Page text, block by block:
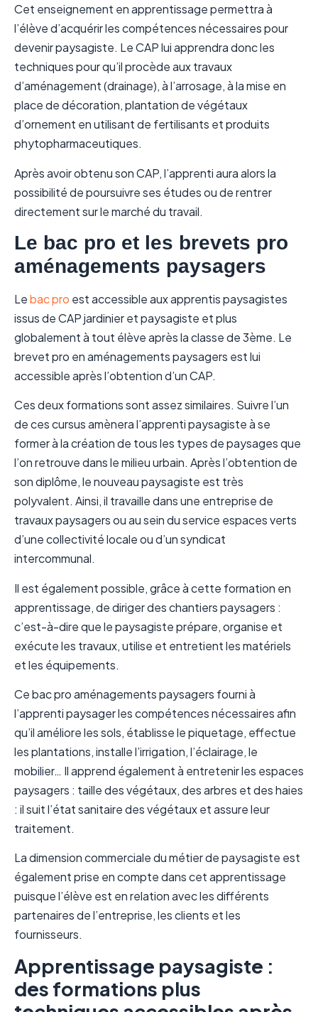
Cet enseignement en apprentissage permettra à
l’élève d’acquérir les compétences nécessaires pour
devenir paysagiste. Le CAP lui apprendra donc les
techniques pour qu’il procède aux travaux
d’aménagement (drainage), à l’arrosage, à la mise en
place de décoration, plantation de végétaux
d’ornement en utilisant de fertilisants et produits
phytopharmaceutiques.
Après avoir obtenu son CAP, l’apprenti aura alors la
possibilité de poursuivre ses études ou de rentrer
directement sur le marché du travail.
Le bac pro et les brevets pro
aménagements paysagers
Lebac pro est accessible aux apprentis paysagistes
issus de CAP jardinier et paysagiste et plus
globalement à tout élève après la classe de 3ème. Le
brevet pro en aménagements paysagers est lui
accessible après l’obtention d’un CAP.
Ces deux formations sont assez similaires. Suivre l’un
de ces cursus amènera l’apprenti paysagiste à se
former à la création de tous les types de paysages que
l’on retrouve dans le milieu urbain. Après l’obtention de
son diplôme, le nouveau paysagiste est très
polyvalent. Ainsi, il travaille dans une entreprise de
travaux paysagers ou au sein du service espaces verts
d’une collectivité locale ou d’un syndicat
intercommunal.
Il est également possible, grâce à cette formation en
apprentissage, de diriger des chantiers paysagers :
c’est-à-dire que le paysagiste prépare, organise et
exécute les travaux, utilise et entretient les matériels
et les équipements.
Ce bac pro aménagements paysagers fourni à
l’apprenti paysager les compétences nécessaires afin
qu’il améliore les sols, établisse le piquetage, effectue
les plantations, installe l’irrigation, l’éclairage, le
mobilier… Il apprend également à entretenir les espaces
paysagers : taille des végétaux, des arbres et des haies
: il suit l’état sanitaire des végétaux et assure leur
traitement.
La dimension commerciale du métier de paysagiste est
également prise en compte dans cet apprentissage
puisque l’élève est en relation avec les différents
partenaires de l’entreprise, les clients et les
fournisseurs.
Apprentissage paysagiste :
des formations plus